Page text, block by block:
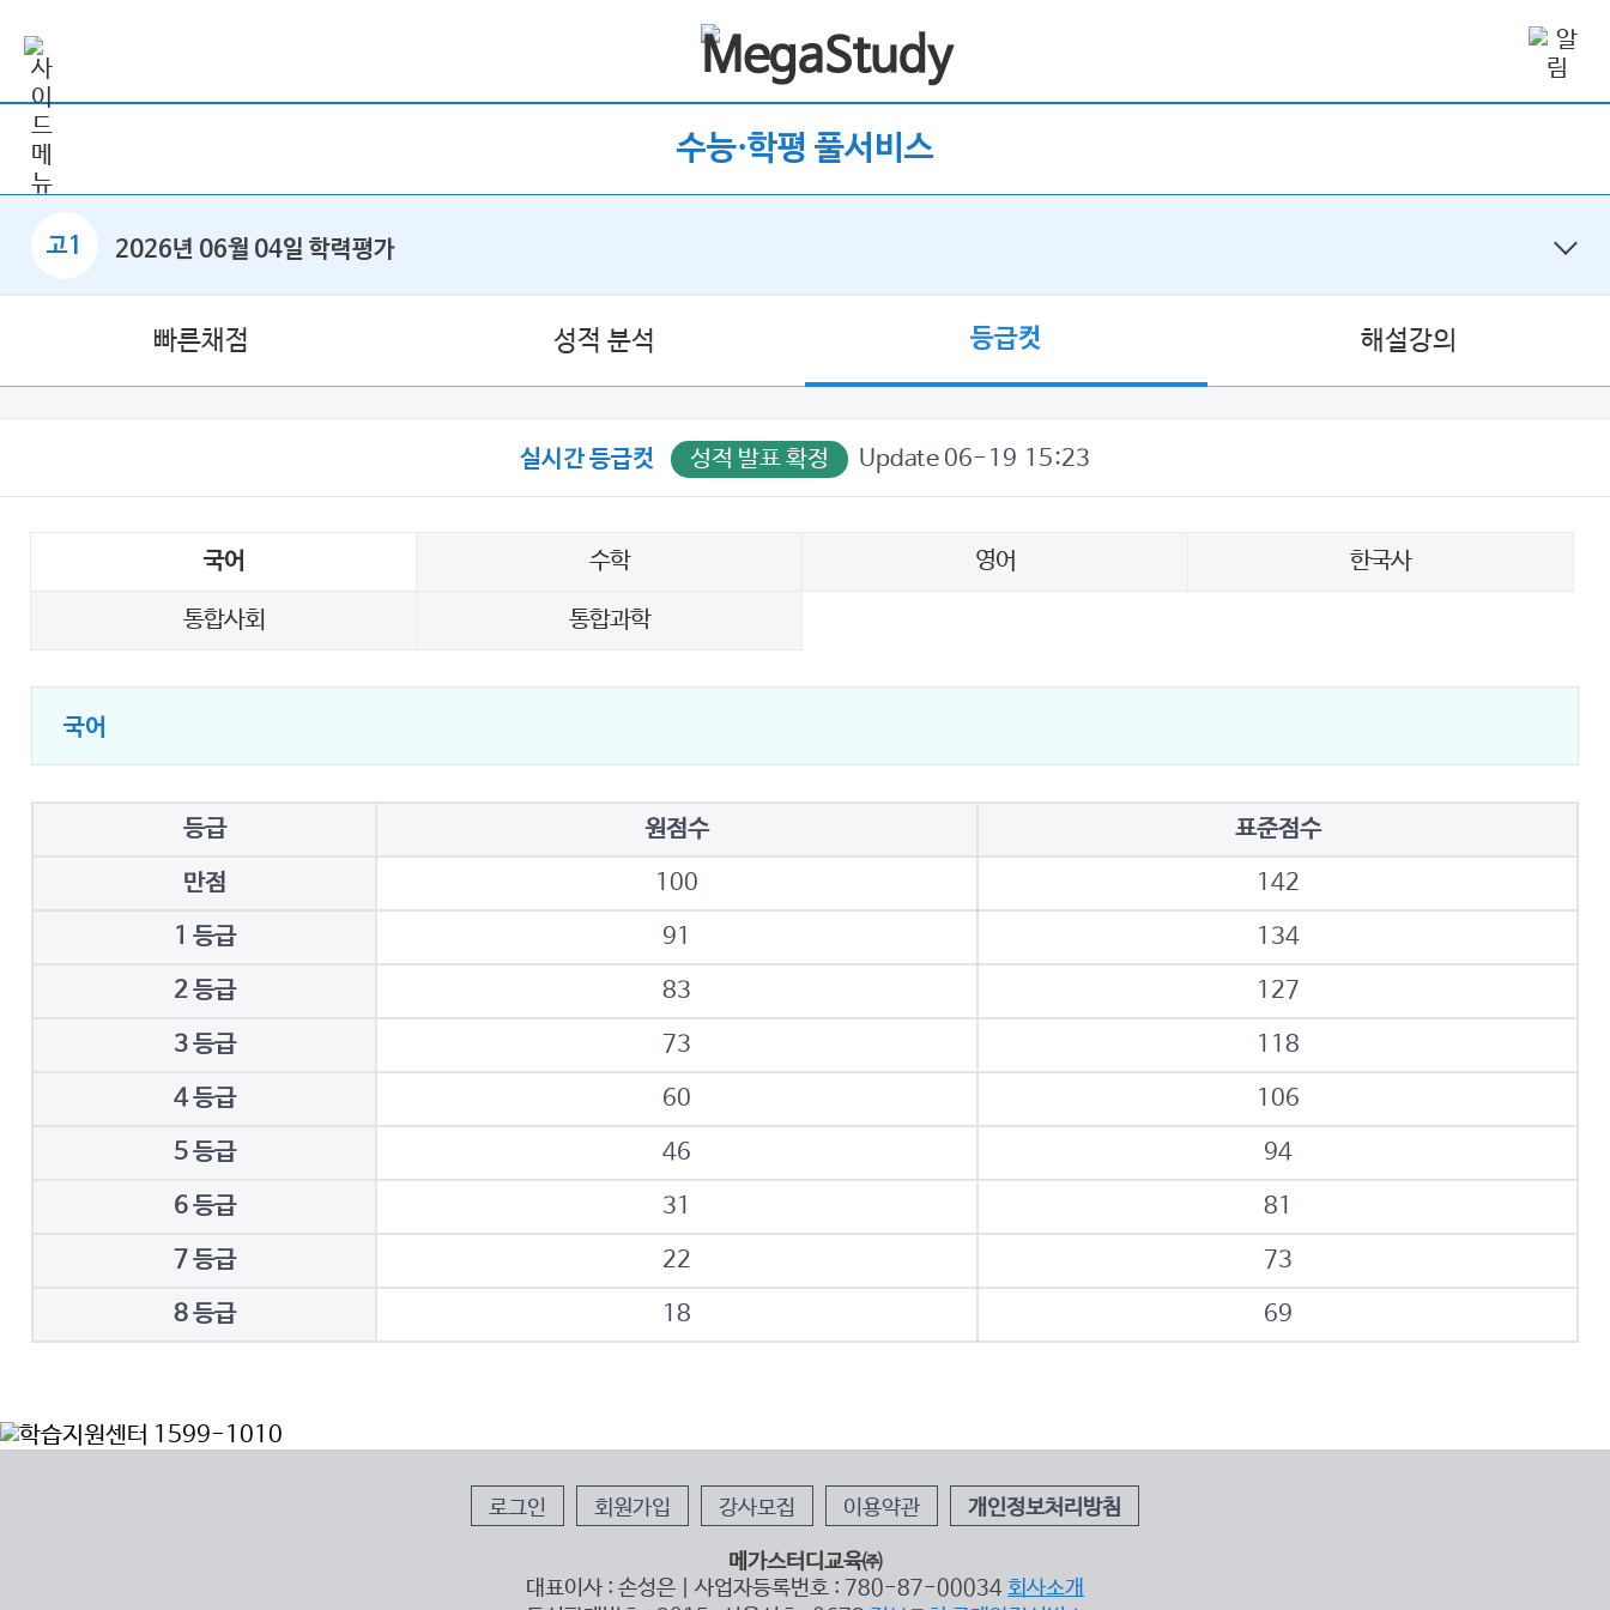
수능·학평 풀서비스
고1 2026년 06월 04일 학력평가
빠른채점 성적 분석 등급컷 해설강의
실시간 등급컷 성적 발표 확정 Update 06-19 15:23
국어 수학 영어 한국사
통합사회 통합과학
국어
등급 원점수
표준점수
만점
100
142
1 등급
91
134
2 등급
83
127
3 등급
73
118
4 등급
60
106
5 등급
46
94
6 등급
31
81
7 등급
22
73
8 등급
18 69
로그인 회원가입 강사모집 이용약관 개인정보처리방침
메가스터디교육㈜
대표이사 : 손성은 | 사업자등록번호 : 780-87-00034 회사소개